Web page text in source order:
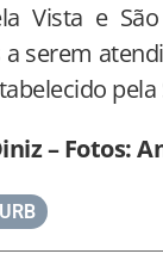
Vista e
serem
pela
– Fotos: